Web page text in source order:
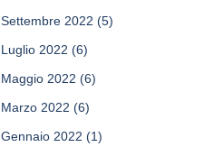
Settembre 2022 (5)
Luglio 2022 (6)
Maggio 2022 (6)
Marzo 2022 (6)
Gennaio 2022 (1)